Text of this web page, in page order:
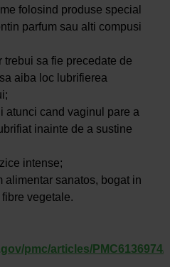
folosind produse special
parfum sau alti compusi
trebui sa fie precedate de
aiba loc lubrifierea
atunci cand vaginul pare a
inainte de a sustine
intense;
alimentar sanatos, bogat in
vegetale.
pmc/articles/PMC6136974/